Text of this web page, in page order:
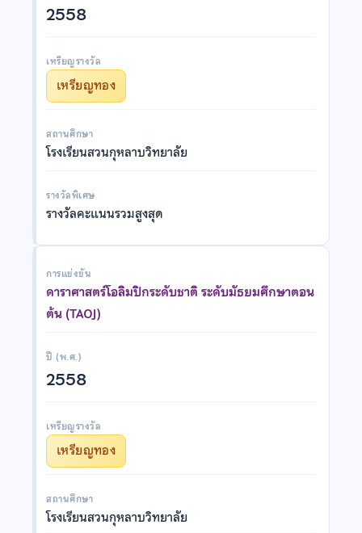
2558
เหรียญรางวัล
เหรียญทอง
สถานศึกษา
โรงเรียนสวนกุหลาบวิทยาลัย
รางวัลพิเศษ
รางวัลคะแนนรวมสูงสุด
การแข่งขัน
ดาราศาสตร์โอลิมปิกระดับชาติ ระดับมัธยมศึกษาตอน
ต้น (TAOJ)
ปี (พ.ศ.)
2558
เหรียญรางวัล
เหรียญทอง
สถานศึกษา
โรงเรียนสวนกุหลาบวิทยาลัย